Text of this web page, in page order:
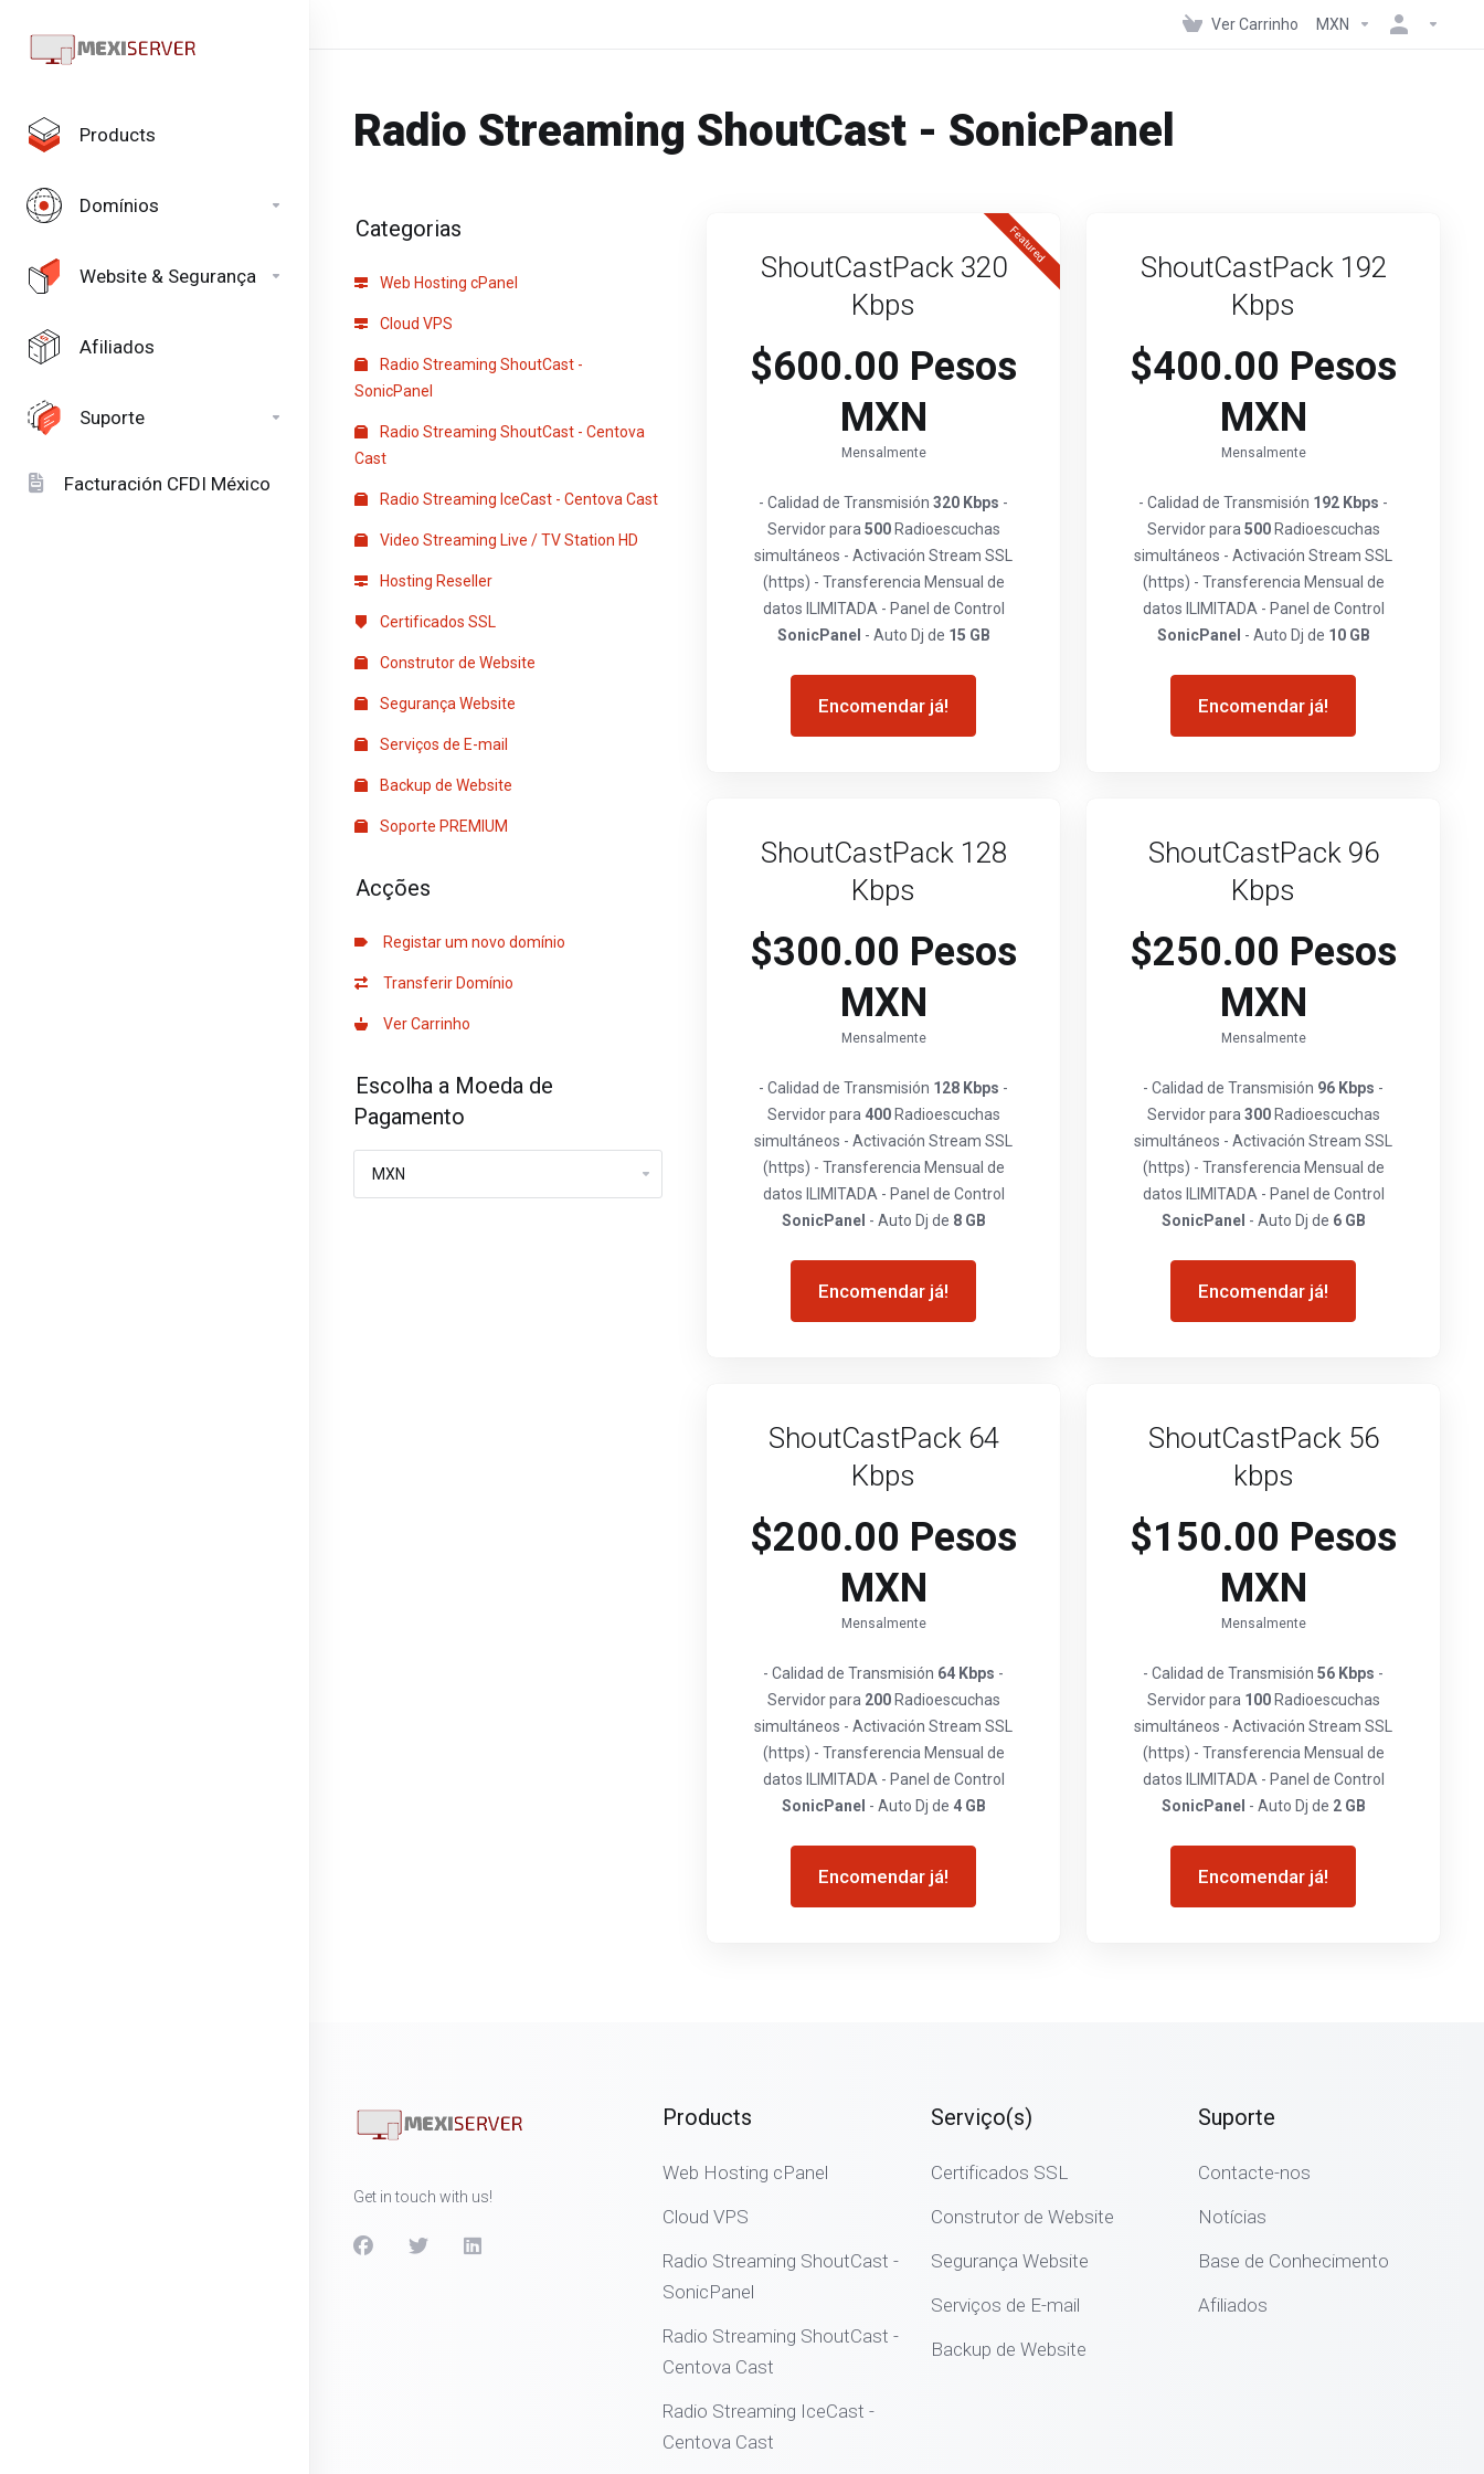
Products
Domínios
Website & Segurança
Afiliados
Suporte
Facturación CFDI México
Ver Carrinho MXN
Radio Streaming ShoutCast - SonicPanel
Categorias
Web Hosting cPanel
Cloud VPS
Radio Streaming ShoutCast -
SonicPanel
Radio Streaming ShoutCast - Centova
Cast
Radio Streaming IceCast - Centova Cast
Video Streaming Live / TV Station HD
Hosting Reseller
Certificados SSL
Construtor de Website
Segurança Website
Serviços de E-mail
Backup de Website
Soporte PREMIUM
Acções
Registar um novo domínio
Transferir Domínio
Ver Carrinho
Escolha a Moeda de
Pagamento
Featured
ShoutCastPack 320
Kbps
$600.00 Pesos
MXN
Mensalmente
- Calidad de Transmisión 320 Kbps -
Servidor para 500Radioescuchas
simultáneos - Activación Stream SSL
(https) - Transferencia Mensual de
datos ILIMITADA - Panel de Control
SonicPanel - Auto Dj de 15 GB
Encomendar já!
ShoutCastPack 192
Kbps
$400.00 Pesos
MXN
Mensalmente
- Calidad de Transmisión 192 Kbps -
Servidor para 500Radioescuchas
simultáneos - Activación Stream SSL
(https) - Transferencia Mensual de
datos ILIMITADA - Panel de Control
SonicPanel - Auto Dj de 10 GB
Encomendar já!
ShoutCastPack 128
Kbps
$300.00 Pesos
MXN
Mensalmente
- Calidad de Transmisión 128 Kbps -
Servidor para 400Radioescuchas
simultáneos - Activación Stream SSL
(https) - Transferencia Mensual de
datos ILIMITADA - Panel de Control
SonicPanel - Auto Dj de 8 GB
Encomendar já!
ShoutCastPack 96
Kbps
$250.00 Pesos
MXN
Mensalmente
- Calidad de Transmisión 96 Kbps -
Servidor para 300Radioescuchas
simultáneos - Activación Stream SSL
(https) - Transferencia Mensual de
datos ILIMITADA - Panel de Control
SonicPanel - Auto Dj de 6 GB
Encomendar já!
ShoutCastPack 64
Kbps
$200.00 Pesos
MXN
Mensalmente
- Calidad de Transmisión 64 Kbps -
Servidor para 200Radioescuchas
simultáneos - Activación Stream SSL
(https) - Transferencia Mensual de
datos ILIMITADA - Panel de Control
SonicPanel - Auto Dj de 4 GB
Encomendar já!
ShoutCastPack 56
kbps
$150.00 Pesos
MXN
Mensalmente
- Calidad de Transmisión 56 Kbps -
Servidor para 100Radioescuchas
simultáneos - Activación Stream SSL
(https) - Transferencia Mensual de
datos ILIMITADA - Panel de Control
SonicPanel - Auto Dj de 2 GB
Encomendar já!
Get in touch with us!
Products
Web Hosting cPanel
Cloud VPS
Radio Streaming ShoutCast -
SonicPanel
Radio Streaming ShoutCast -
Centova Cast
Radio Streaming IceCast -
Centova Cast
Serviço(s)
Certificados SSL
Construtor de Website
Segurança Website
Serviços de E-mail
Backup de Website
Suporte
Contacte-nos
Notícias
Base de Conhecimento
Afiliados